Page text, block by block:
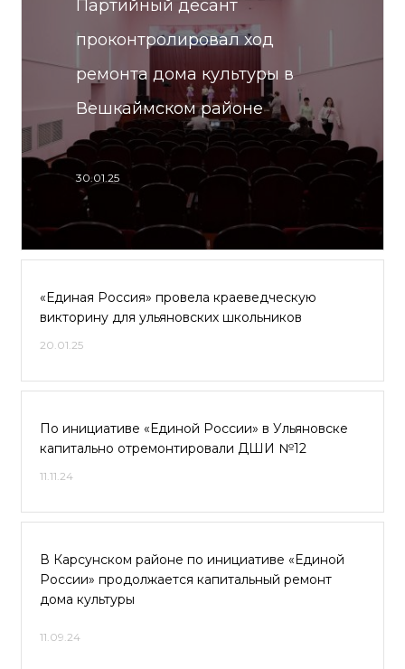
Партийный десант
проконтролировал ход
ремонта дома культуры в
Вешкаймском районе
30.01.25
«Единая Россия» провела краеведческую
викторину для ульяновских школьников
20.01.25
По инициативе «Единой России» в Ульяновске
капитально отремонтировали ДШИ №12
11.11.24
В Карсунском районе по инициативе «Единой
России» продолжается капитальный ремонт
дома культуры
11.09.24